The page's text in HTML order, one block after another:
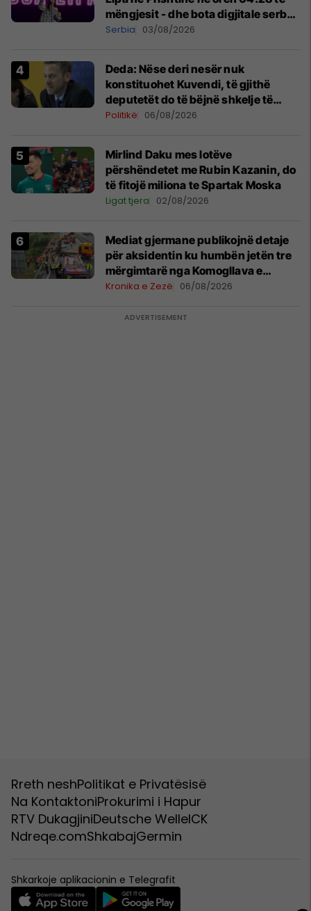
mëngjesit - dhe bota digjitale serbe
shpall gjendjen e luftës
Serbia 03/08/2026
Deda: Nëse deri nesër nuk
konstituohet Kuvendi, të gjithë
deputetët do të bëjnë shkelje të
rëndë kushtetuese
Politikë 06/08/2026
Mirlind Daku mes lotëve
përshëndetet me Rubin Kazanin, do
të fitojë miliona te Spartak Moska
Ligat tjera 02/08/2026
Mediat gjermane publikojnë detaje
për aksidentin ku humbën jetën tre
mërgimtarë nga Komogllava e
Ferizajt
Kronika e Zezë 06/08/2026
Rreth neshPolitikat e Privatësisë
Na KontaktoniProkurimi i Hapur
RTV DukagjiniDeutsche WelleICK
Ndreqe.comShkabajGermin
Shkarkoje aplikacionin e Telegrafit